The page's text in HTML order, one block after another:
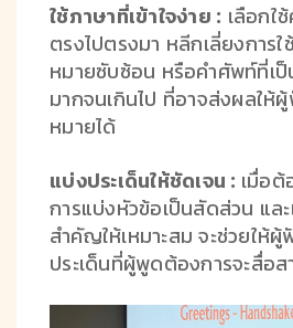
ใช้ภาษาที่เข้าใจง่าย : เลือกใ
ตรงไปตรงมา หลีกเลี่ยงการ
หมายซับซ้อน หรือคำศัพท์ที่เป็
มากจนเกินไป ที่อาจส่งผลให้ผู้
หมายได้
แบ่งประเด็นให้ชัดเจน : เมื่อ
การแบ่งหัวข้อเป็นสัดส่วน แล
สำคัญให้เหมาะสม จะช่วยให้ผู้
ประเด็นที่ผู้พูดต้องการจะสื่อส